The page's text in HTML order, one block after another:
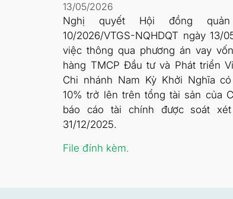
13/05/2026
Nghị quyết Hội đồng
10/2026/VTGS-NQHDQT ngày 13/
việc thông qua phương án vay
hàng TMCP Đầu tư và Phát triển
Chi nhánh Nam Kỳ Khởi Nghĩa
10% trở lên trên tổng tài sản của
báo cáo tài chính được soát
31/12/2025.
File đính kèm.